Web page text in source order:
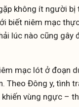
không ít người
biết niêm mạc
lúc nào cũng gây
mạc lót ở đoạn
Theo Đông y, tình
vùng ngực –